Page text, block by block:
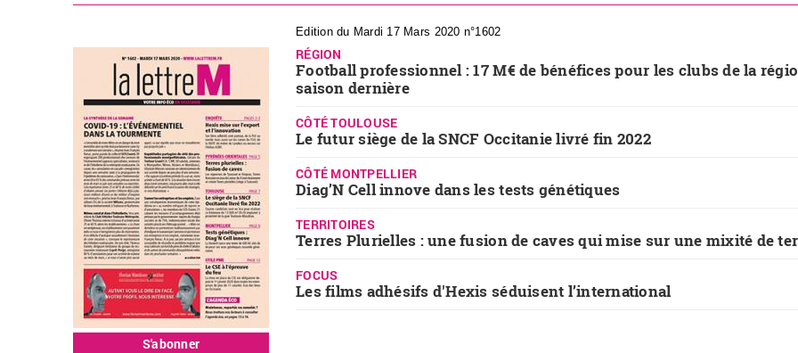
Edition du Mardi 17 Mars 2020 n°1602
S'abonner
RÉGION
Football professionnel : 17 M€ de bénéfices pour les clubs de la
saison dernière
CÔTÉ TOULOUSE
Le futur siège de la SNCF Occitanie livré fin 2022
CÔTÉ MONTPELLIER
Diag’N Cell innove dans les tests génétiques
TERRITOIRES
Terres Plurielles : une fusion de caves qui mise sur une mixité de
FOCUS
Les films adhésifs d'Hexis séduisent l’international